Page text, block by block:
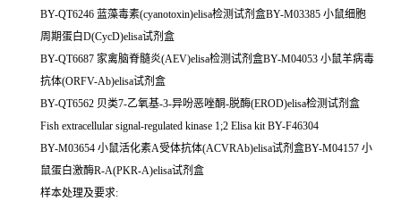
BY-QT6246 蓝藻毒素(cyanotoxin)elisa检测试剂盒BY-M03385 小鼠细胞
周期蛋白D(CycD)elisa试剂盒
BY-QT6687 家禽脑脊髓炎(AEV)elisa检测试剂盒BY-M04053 小鼠羊病毒
抗体(ORFV-Ab)elisa试剂盒
BY-QT6562 贝类7-乙氧基-3-异吩恶唑酮-脱酶(EROD)elisa检测试剂盒
Fish extracellular signal-regulated kinase 1;2 Elisa kit BY-F46304
BY-M03654 小鼠活化素A受体抗体(ACVRAb)elisa试剂盒BY-M04157 小
鼠蛋白激酶R-A(PKR-A)elisa试剂盒
样本处理及要求: